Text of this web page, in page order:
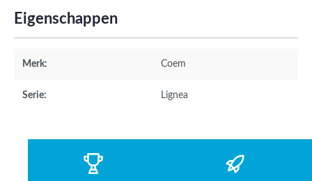
Eigenschappen
Merk: Coem
Serie: Lignea